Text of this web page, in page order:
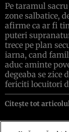
Pe taramul
zone salbatice,
afirme ca ar fi
puteri
trece pe plan
iarna, cand
aduc aminte
degeaba se zice
fericiti locuitori
Citește tot